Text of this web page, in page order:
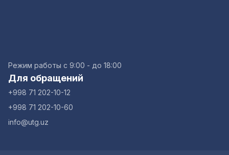
Режим работы с 9:00 - до 18:00
Для обращений
+998 71 202-10-12
+998 71 202-10-60
info@utg.uz